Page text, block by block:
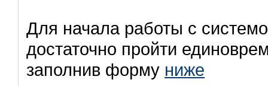
Для начала работы с
достаточно пройти
заполнив форму ниже